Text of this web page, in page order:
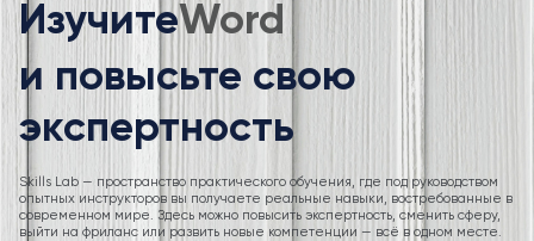
ИзучитеExcel
и повысьте свою
экспертность
Skills Lab — пространство практического обучения, где под руководством
опытных инструкторов вы получаете реальные навыки, востребованные в
современном мире. Здесь можно повысить экспертность, сменить сферу,
выйти на фриланс или развить новые компетенции — всё в одном месте.